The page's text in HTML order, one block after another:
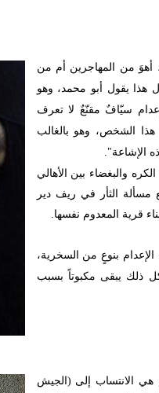
أهوَ من المهاجرين أم من
هذا يقول أبو محمد، وهو
سيّافٌ مقنّعٌ لا تعرف
هذا الشخص، وهو بالغالب
الإشاعة".
والبغضاء بين الأهالي
مسألة الثأر في ريف دير
قرية المعدوم نفسها.
الإعدام بنوعٍ من السخرية،
ذلك يبقى مكبوتاً بسبب
هي الانتساب إلى (الجيش